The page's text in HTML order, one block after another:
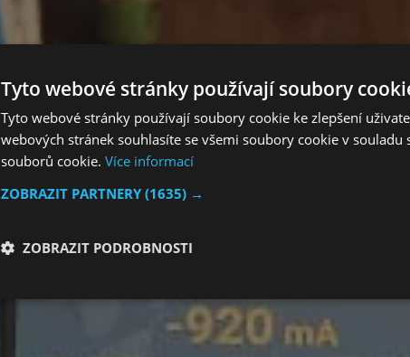
Tyto webové stránky používají soubory
Tyto webové stránky používají soubory cookie ke zlepšení
webových stránek souhlasíte se všemi soubory cookie v souladu
souborů cookie. Více informací
ZOBRAZIT PARTNERY(1635) →
ZOBRAZIT PODROBNOSTI